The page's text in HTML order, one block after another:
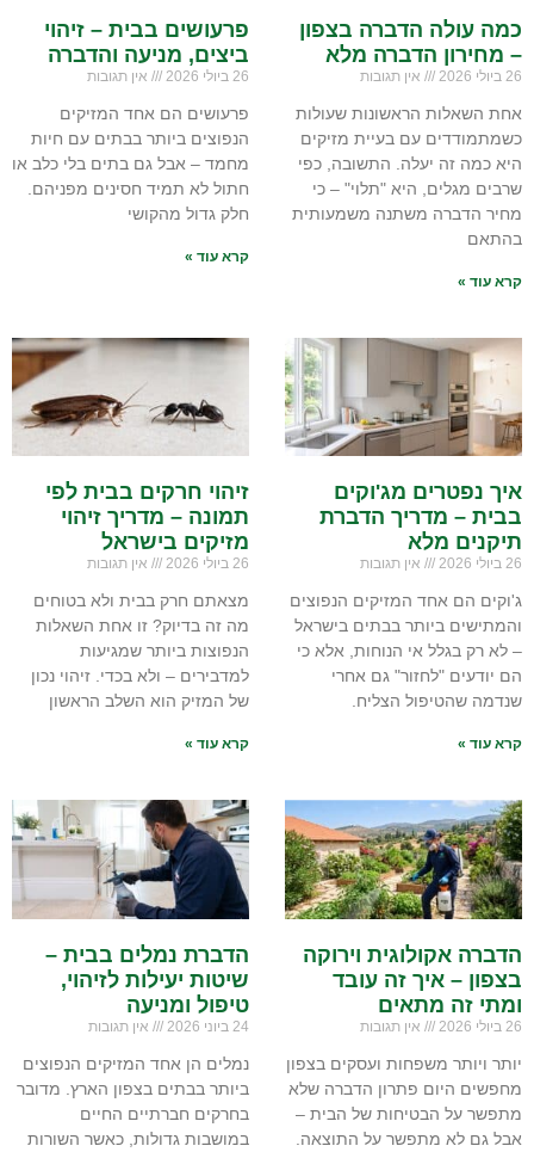
כמה עולה הדברה בצפון
– מחירון הדברה מלא
26 ביולי 2026 אין תגובות
אחת השאלות הראשונות שעולות
כשמתמודדים עם בעיית מזיקים
היא כמה זה יעלה. התשובה, כפי
שרבים מגלים, היא "תלוי" – כי
מחיר הדברה משתנה משמעותית
בהתאם
קרא עוד »
פרעושים בבית – זיהוי
ביצים, מניעה והדברה
26 ביולי 2026 אין תגובות
פרעושים הם אחד המזיקים
הנפוצים ביותר בבתים עם חיות
מחמד – אבל גם בתים בלי כלב או
חתול לא תמיד חסינים מפניהם.
חלק גדול מהקושי
קרא עוד »
איך נפטרים מג'וקים
בבית – מדריך הדברת
תיקנים מלא
26 ביולי 2026 אין תגובות
ג'וקים הם אחד המזיקים הנפוצים
והמתישים ביותר בבתים בישראל
– לא רק בגלל אי הנוחות, אלא כי
הם יודעים "לחזור" גם אחרי
שנדמה שהטיפול הצליח.
קרא עוד »
זיהוי חרקים בבית לפי
תמונה – מדריך זיהוי
מזיקים בישראל
26 ביולי 2026 אין תגובות
מצאתם חרק בבית ולא בטוחים
מה זה בדיוק? זו אחת השאלות
הנפוצות ביותר שמגיעות
למדבירים – ולא בכדי. זיהוי נכון
של המזיק הוא השלב הראשון
קרא עוד »
הדברה אקולוגית וירוקה
בצפון – איך זה עובד
ומתי זה מתאים
26 ביולי 2026 אין תגובות
יותר ויותר משפחות ועסקים בצפון
מחפשים היום פתרון הדברה שלא
מתפשר על הבטיחות של הבית –
אבל גם לא מתפשר על התוצאה.
הדברת נמלים בבית –
שיטות יעילות לזיהוי,
טיפול ומניעה
24 ביוני 2026 אין תגובות
נמלים הן אחד המזיקים הנפוצים
ביותר בבתים בצפון הארץ. מדובר
בחרקים חברתיים החיים
במושבות גדולות, כאשר השורות